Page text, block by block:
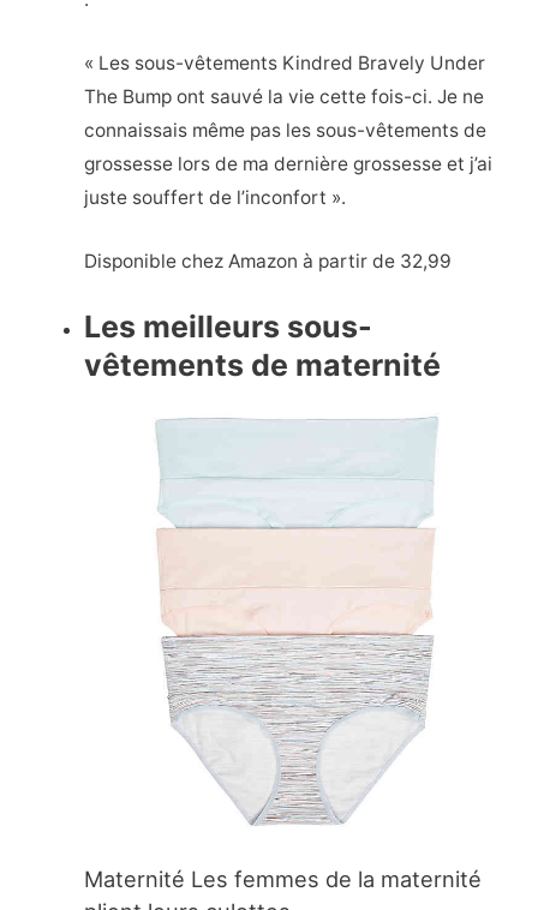
« Les sous-vêtements Kindred Bravely Under
The Bump ont sauvé la vie cette fois-ci. Je ne
connaissais même pas les sous-vêtements de
grossesse lors de ma dernière grossesse et j’ai
juste souffert de l’inconfort ».
Disponible chez Amazon à partir de 32,99
Les meilleurs sous-
vêtements de maternité
Maternité Les femmes de la maternité